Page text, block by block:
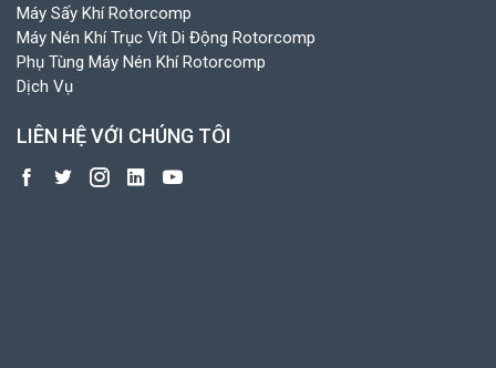
Máy Sấy Khí Rotorcomp
Máy Nén Khí Trục Vít Di Động Rotorcomp
Phụ Tùng Máy Nén Khí Rotorcomp
Dịch Vụ
LIÊN HỆ VỚI CHÚNG TÔI